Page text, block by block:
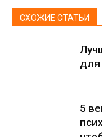
СХОЖИЕ СТАТЬИ
для
5